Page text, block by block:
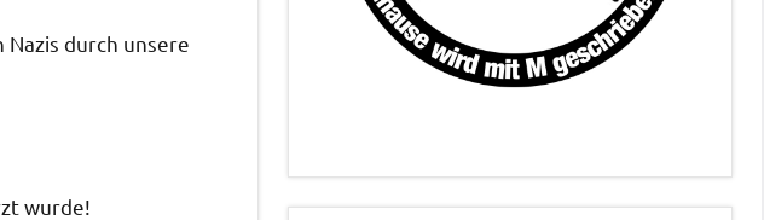
durch unsere
wurde!